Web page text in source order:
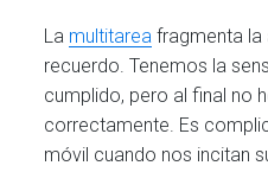
La multitarea fragmenta la
recuerdo. Tenemos la
cumplido, pero al final no
correctamente. Es
móvil cuando nos incitan